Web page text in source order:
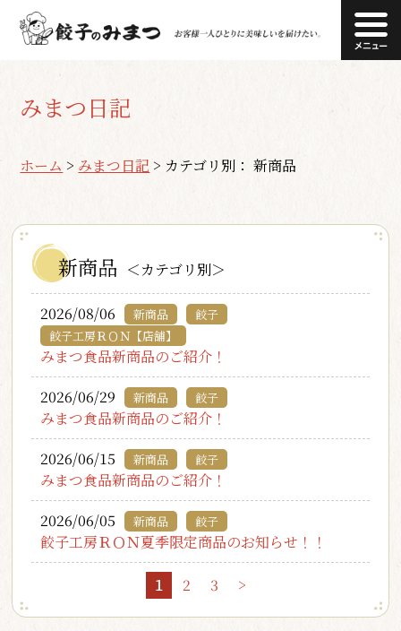
みまつ日記
ホーム > みまつ日記 > カテゴリ別： 新商品
新商品 ＜カテゴリ別＞
2026/08/06 新商品
餃子
餃子工房ＲＯＮ【店舗】
みまつ食品新商品のご紹介！
2026/06/29
新商品 餃子
みまつ食品新商品のご紹介！
2026/06/15
新商品 餃子
みまつ食品新商品のご紹介！
2026/06/05
新商品 餃子
餃子工房ＲＯＮ夏季限定商品のお知らせ！！
1 2 3 >